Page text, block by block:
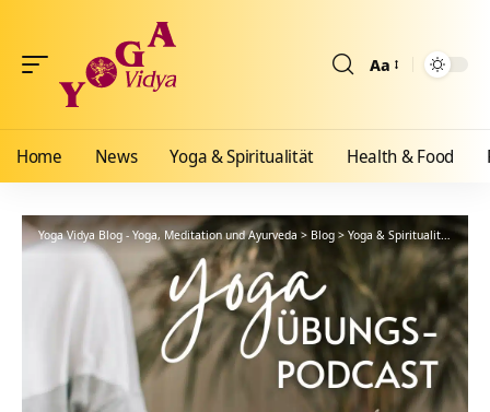
Aa
Home News Yoga & Spiritualität Health & Food
Yoga Vidya Blog - Yoga, Meditation und Ayurveda > Blog > Yoga & Spiritualität >